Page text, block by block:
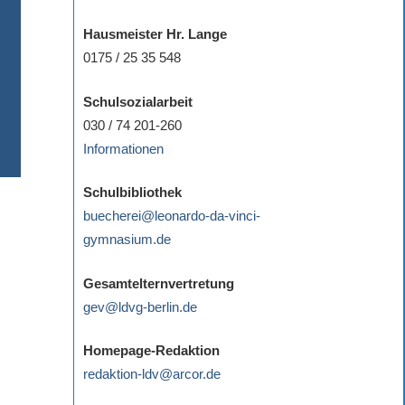
Hausmeister Hr. Lange
0175 / 25 35 548
Schulsozialarbeit
030 / 74 201-260
Informationen
Schulbibliothek
buecherei@leonardo-da-vinci-
gymnasium.de
Gesamtelternvertretung
gev@ldvg-berlin.de
Homepage-Redaktion
redaktion-ldv@arcor.de